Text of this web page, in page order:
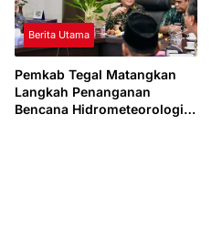
Berita Utama
Pemkab Tegal Matangkan
Langkah Penanganan
Bencana Hidrometeorologi